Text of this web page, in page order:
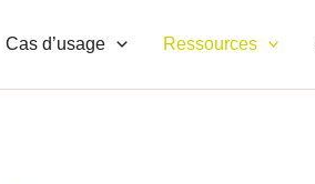
Cas d’usage Ressources